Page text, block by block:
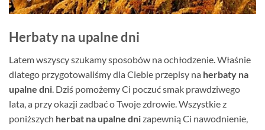
Herbaty na upalne dni
Latem wszyscy szukamy sposobów na ochłodzenie. Właśnie
dlatego przygotowaliśmy dla Ciebie przepisy na herbaty na
upalne dni . Dziś pomożemy Ci poczuć smak prawdziwego
lata, a przy okazji zadbać o Twoje zdrowie. Wszystkie z
poniższych herbat na upalne dnizapewnią Ci nawodnienie,